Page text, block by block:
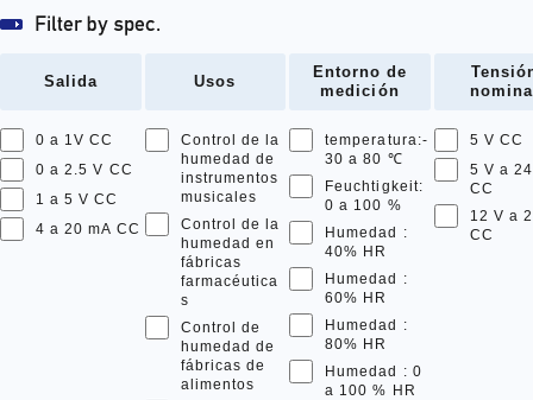
Salida
0 a 1V CC
0 a 2.5 V CC
1 a 5 V CC
4 a 20 mA CC
Usos
Control de la
humedad de
instrumentos
musicales
Control de la
humedad en
fábricas
farmacéutica
s
Control de
humedad de
fábricas de
alimentos
Entorno de
medición
temperatura:-
30 a 80 ℃
Feuchtigkeit:
0 a 100 %
Humedad :
40% HR
Humedad :
60% HR
Humedad :
80% HR
Humedad : 0
a 100 % HR
5 V CC
5 V a
CC
12 V a
CC